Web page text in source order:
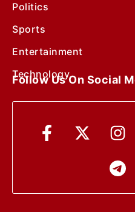
Politics
Sports
Entertainment
Technology
Follow Us On Social